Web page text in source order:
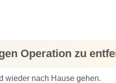
Operation zu
wieder nach Hause gehen.